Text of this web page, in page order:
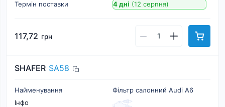
Термін поставки
4 дні (12 серпня)
117,72 грн
SHAFER SA58
Найменування
Фільтр салонний Audi A6
Інфо